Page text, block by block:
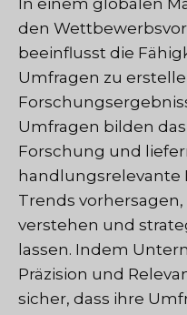
In einem globalen
den
beeinflusst die
Umfragen zu
Umfragen bilden
Forschung und
handlungsrelevante
Trends
verstehen und
lassen. Indem
Präzision und
sicher, dass ihre